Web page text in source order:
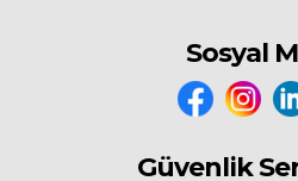
Sosyal
Güvenlik